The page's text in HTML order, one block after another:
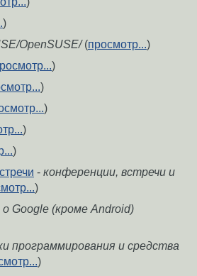
)
OpenSUSE/(просмотр...)
)
)
)
)
)
- конференции, встречи и
)
Google (кроме Android)
программирования и средства
)